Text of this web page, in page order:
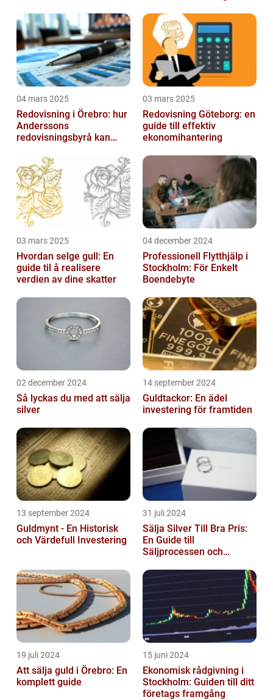
04 mars 2025
Redovisning i Örebro: hur
Anderssons
redovisningsbyrå kan
03 mars 2025
Redovisning Göteborg: en
guide till effektiv
ekonomihantering
03 mars 2025
Hvordan selge gull: En
guide til å realisere
verdien av dine skatter
04 december 2024
Professionell Flytthjälp i
Stockholm: För Enkelt
Boendebyte
02 december 2024
Så lyckas du med att sälja
silver
14 september 2024
Guldtackor: En ädel
investering för framtiden
13 september 2024
Guldmynt - En Historisk
och Värdefull Investering
31 juli 2024
Sälja Silver Till Bra Pris:
En Guide till
Säljprocessen och
19 juli 2024
Att sälja guld i Örebro: En
komplett guide
15 juni 2024
Ekonomisk rådgivning i
Stockholm: Guiden till ditt
företags framgång